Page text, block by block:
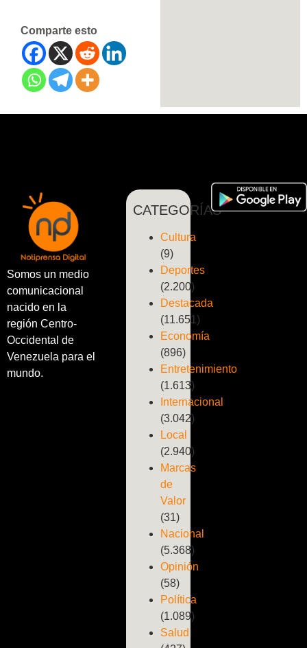
Comparte esto
Somos un medio
comunicacional
nacido en la
región Centro-
Occidental de
Venezuela para el
mundo.
CATEGORÍAS
Cultura
(9)
Deportes
(2.200)
Destacada
(11.651)
Economía
(896)
Entretenimiento
(1.613)
Internacional
(3.042)
Local
(2.940)
Marcas
de
Valor
(31)
Nacional
(5.368)
Opinión
(58)
Política
(1.089)
Salud